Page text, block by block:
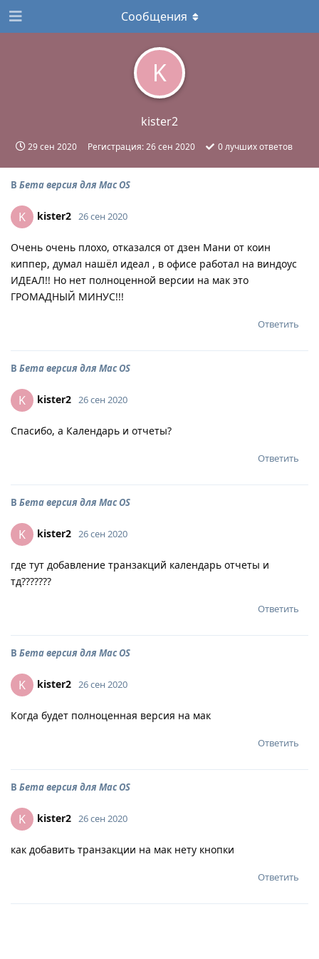
K
kister2
29 сен 2020 Регистрация:26 сен 2020 0лучших ответов
Сообщения
В Бета версия для Mac OS
K kister2 26 сен 2020
Очень очень плохо, отказался от дзен Мани от коин
киппер, думал нашёл идеал , в офисе работал на виндоус
ИДЕАЛ!! Но нет полноценной версии на мак это
ГРОМАДНЫЙ МИНУС!!!
Ответить
В Бета версия для Mac OS
K kister2 26 сен 2020
Спасибо, а Календарь и отчеты?
Ответить
В Бета версия для Mac OS
K kister2 26 сен 2020
где тут добавление транзакций календарь отчеты и
тд???????
Ответить
В Бета версия для Mac OS
K kister2 26 сен 2020
Когда будет полноценная версия на мак
Ответить
В Бета версия для Mac OS
K kister2 26 сен 2020
как добавить транзакции на мак нету кнопки
Ответить